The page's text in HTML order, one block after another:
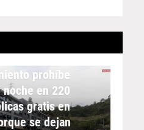
prohíbe
noche en 220
gratis en
se dejan